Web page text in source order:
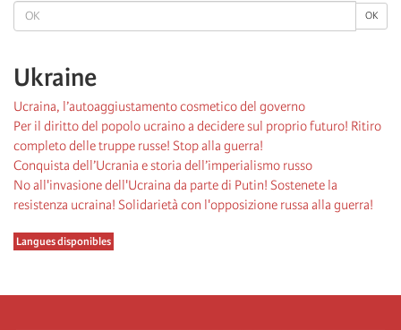
OK OK
Ukraine
Ucraina, l’autoaggiustamento cosmetico del governo
Per il diritto del popolo ucraino a decidere sul proprio futuro! Ritiro
completo delle truppe russe! Stop alla guerra!
Conquista dell’Ucrania e storia dell’imperialismo russo
No all'invasione dell'Ucraina da parte di Putin! Sostenete la
resistenza ucraina! Solidarietà con l'opposizione russa alla guerra!
Langues disponibles